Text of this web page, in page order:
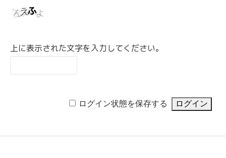
上に表示された文字を入力してください。
ログイン状態を保存する